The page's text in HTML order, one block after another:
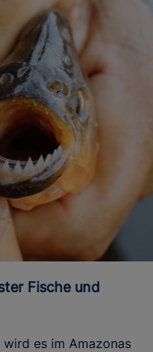
es im Amazonas